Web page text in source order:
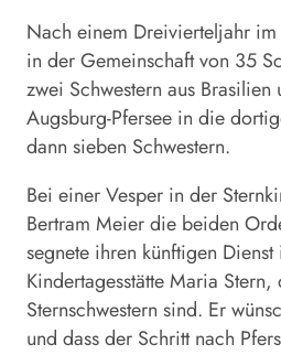
Nach einem Dreivierteljahr im
in der Gemeinschaft von 35
zwei Schwestern aus
Augsburg-Pfersee in die
dann sieben Schwestern.
Bei einer Vesper in der
Bertram Meier die beiden
segnete ihren künftigen
Kindertagesstätte Maria
Sternschwestern sind. Er
und dass der Schritt nach